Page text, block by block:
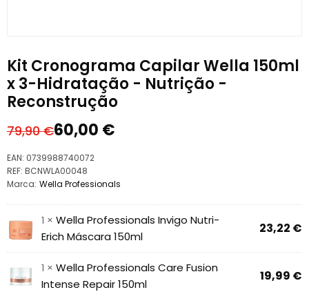
Kit Cronograma Capilar Wella 150ml
x 3-Hidratação - Nutrição -
Reconstrução
79,90€
O
preço
original
era:
79,90 €.
60,00 €
O
preço
atual
é:
60,00 €.
EAN: 0739988740072
REF: BCNWLA00048
Marca: Wella Professionals
1 × Wella Professionals Invigo Nutri-
Erich Máscara 150ml
23,22 €
1 × Wella Professionals Care Fusion
Intense Repair 150ml
19,99 €